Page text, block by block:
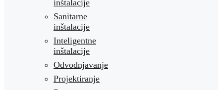
inštalacije
Sanitarne
inštalacije
Inteligentne
inštalacije
Odvodnjavanje
Projektiranje